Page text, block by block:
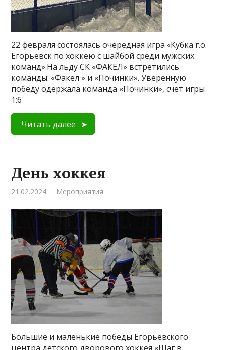
22 февраля состоялась очередная игра «Кубка г.о.
Егорьевск по хоккею с шайбой среди мужских
команд».На льду СК «ФАКЕЛ» встретились
команды: «Факел » и «Починки». Уверенную
победу одержала команда «Починки», счет игры
1:6
Читать далее
День хоккея
21.02.2024 Мероприятия
Большие и маленькие победы Егорьевского